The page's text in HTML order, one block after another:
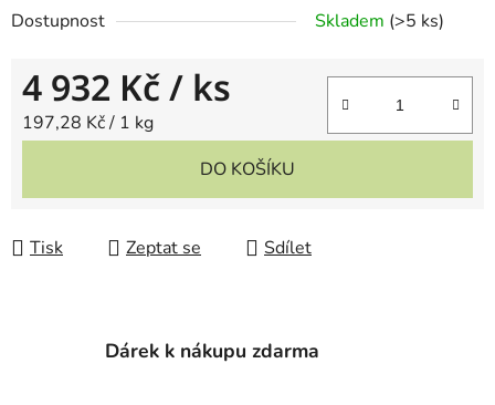
Dostupnost Skladem (>5 ks)
4 932 Kč/ ks
Měrná cena:
197,28 Kč / 1 kg
DO KOŠÍKU
Tisk Zeptat se Sdílet
Dárek k nákupu zdarma